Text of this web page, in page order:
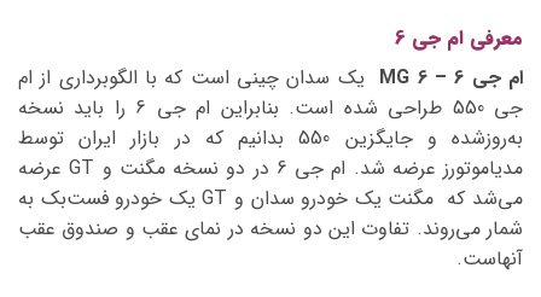
معرفی ام جی 6
ام جی 6 – MG 6
یک سدان چینی است که با الگوبرداری از ام
جی 550 طراحی شده است. بنابراین ام جی 6 را باید نسخه
به‌روزشده و جایگزین 550 بدانیم که در بازار ایران توسط
مدیاموتورز عرضه شد. ام جی 6 در دو نسخه مگنت و GT عرضه
می‌شد که مگنت یک خودرو سدان و GT یک خودرو فست‌بک به
شمار می‌روند. تفاوت این دو نسخه در نمای عقب و صندوق عقب
آنهاست.